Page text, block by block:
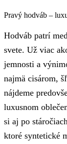
Pravý hodváb –
Hodváb patrí
svete. Už viac
jemnosti a
najmä cisárom,
nájdeme
luxusnom
si aj po
ktoré syntetické